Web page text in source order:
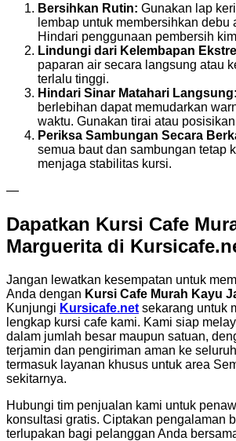
Bersihkan Rutin: Gunakan lap
lembap untuk membersihkan debu
Hindari penggunaan pembersih
Lindungi dari Kelembapan
paparan air secara langsung atau
terlalu tinggi.
Hindari Sinar Matahari Langsung:
berlebihan dapat memudarkan
waktu. Gunakan tirai atau
Periksa Sambungan Secara
semua baut dan sambungan tetap
menjaga stabilitas kursi.
—
Dapatkan Kursi Cafe
Marguerita di
Jangan lewatkan kesempatan untuk
Anda dengan Kursi Cafe Murah Kayu
Kunjungi Kursicafe.net sekarang untuk
lengkap kursi cafe kami. Kami siap
dalam jumlah besar maupun satuan,
terjamin dan pengiriman aman ke
termasuk layanan khusus untuk area
sekitarnya.
Hubungi tim penjualan kami untuk
konsultasi gratis. Ciptakan pengalaman
terlupakan bagi pelanggan Anda